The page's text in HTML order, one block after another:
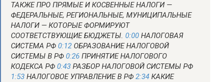
ТАКЖЕ ПРО ПРЯМЫЕ И КОСВЕННЫЕ НАЛОГИ —
ФЕДЕРАЛЬНЫЕ, РЕГИОНАЛЬНЫЕ, МУНИЦИПАЛЬНЫЕ
НАЛОГИ — КОТОРЫЕ ФОРМИРУЮТ
СООТВЕТСТВУЮЩИЕ БЮДЖЕТЫ. 0:00 НАЛОГОВАЯ
СИСТЕМА РФ 0:12 ОБРАЗОВАНИЕ НАЛОГОВОЙ
СИСТЕМЫ В РФ 0:26 ПРИНЯТИЕ НАЛОГОВОГО
КОДЕКСА РФ 0:43 РАЗБОР НАЛОГОВОЙ СИСТЕМЫ РФ
1:53 НАЛОГОВОЕ УПРАВЛЕНИЕ В РФ 2:34 КАКИЕ